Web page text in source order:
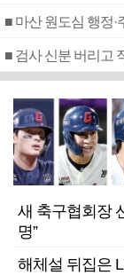
■ 마산 원도심 행정
새 축구협회장
명”
해체설 뒤집은